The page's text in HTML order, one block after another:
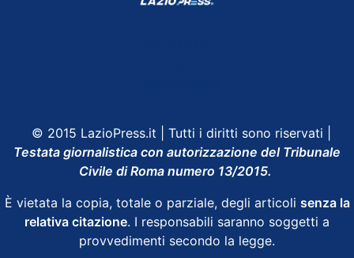
© 2015 LazioPress.it | Tutti i diritti sono riservati |
Testata giornalistica con autorizzazione del Tribunale
Civile di Roma numero 13/2015.
È vietata la copia, totale o parziale, degli articoli senza la
relativa citazione. I responsabili saranno soggetti a
provvedimenti secondo la legge.